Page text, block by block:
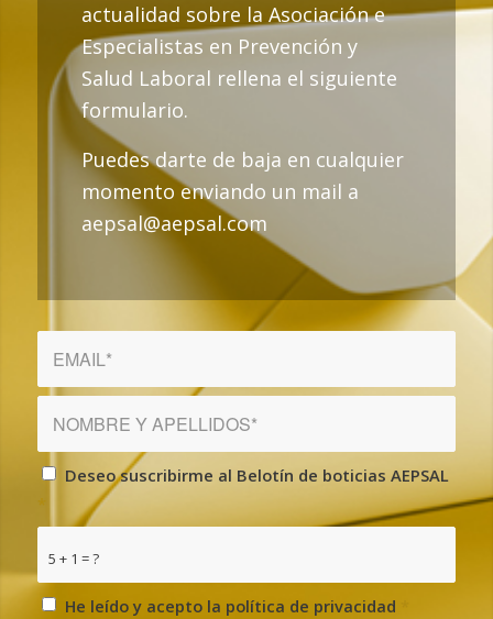
actualidad sobre la Asociación e
Especialistas en Prevención y
Salud Laboral rellena el siguiente
formulario.
Puedes darte de baja en cualquier
momento enviando un mail a
aepsal@aepsal.com
Deseo suscribirme al Belotín de boticias AEPSAL
*
5 + 1 = ?
He leído y acepto la política de privacidad